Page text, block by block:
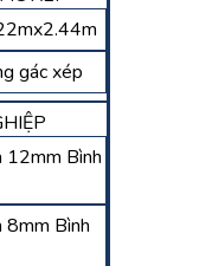
gác xép
12mm Bình
8mm Bình